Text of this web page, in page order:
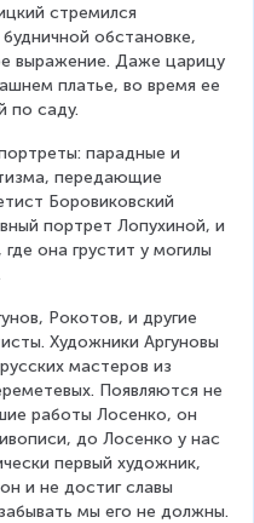
стремился
обстановке,
выражение. Даже царицу
платье, во время ее
по саду.
парадные и
передающие
Боровиковский
портрет Лопухиной, и
она грустит у могилы
Рокотов, и другие
Художники Аргуновы
мастеров из
Появляются не
работы Лосенко, он
до Лосенко у нас
первый художник,
и не достиг славы
мы его не должны.